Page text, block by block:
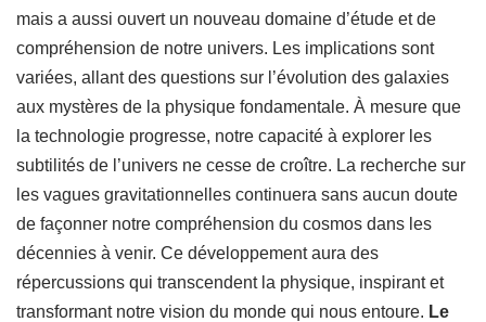
mais a aussi ouvert un nouveau domaine d’étude et de
compréhension de notre univers. Les implications sont
variées, allant des questions sur l’évolution des galaxies
aux mystères de la physique fondamentale. À mesure que
la technologie progresse, notre capacité à explorer les
subtilités de l’univers ne cesse de croître. La recherche sur
les vagues gravitationnelles continuera sans aucun doute
de façonner notre compréhension du cosmos dans les
décennies à venir. Ce développement aura des
répercussions qui transcendent la physique, inspirant et
transformant notre vision du monde qui nous entoure. Le